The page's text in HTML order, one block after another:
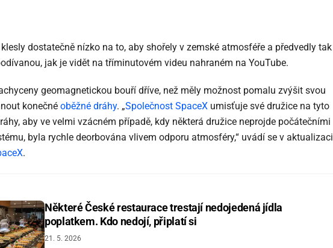
dostatečně nízko na to, aby shořely v zemské atmosféře a předvedly tak
jak je vidět na tříminutovém videu nahraném na YouTube.
geomagnetickou bouří dříve, než měly možnost pomalu zvýšit svou
konečné oběžné dráhy. „Společnost SpaceX umisťuje své družice na tyto
aby ve velmi vzácném případě, kdy některá družice neprojde počátečními
byla rychle deorbována vlivem odporu atmosféry,“ uvádí se v aktualizaci
.
Některé České restaurace trestají nedojedená jídla
poplatkem. Kdo nedojí, připlatí si
21. 5. 2026